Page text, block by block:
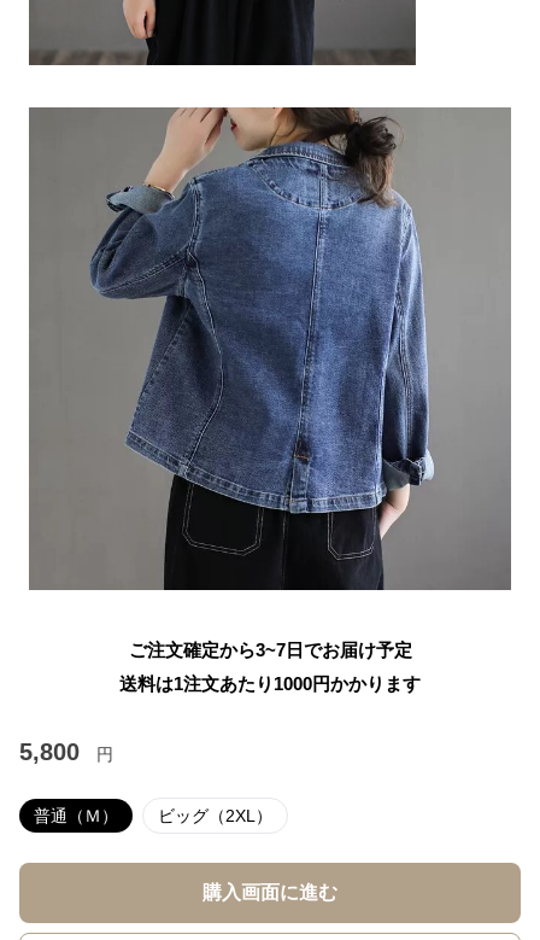
ご注文確定から3~7日でお届け予定
送料は1注文あたり 1000円かかります
5,800 円
普通（Ｍ） ビッグ（2XL）
購入画面に進む